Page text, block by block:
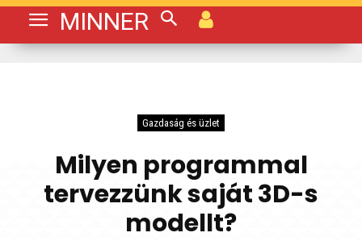
MINNER
Gazdaság és üzlet
Milyen programmal
tervezzünk saját 3D-s
modellt?